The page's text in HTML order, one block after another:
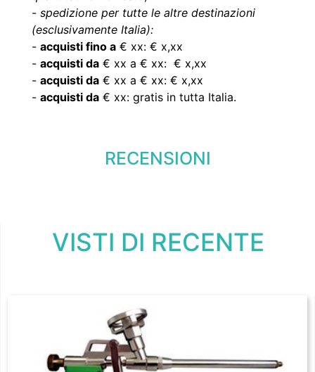
- spedizione per tutte le altre destinazioni
(esclusivamente Italia):
- acquisti fino a € xx: € x,xx
- acquisti da € xx a € xx: € x,xx
- acquisti da € xx a € xx: € x,xx
- acquisti da € xx: gratis in tutta Italia.
RECENSIONI
VISTI DI RECENTE